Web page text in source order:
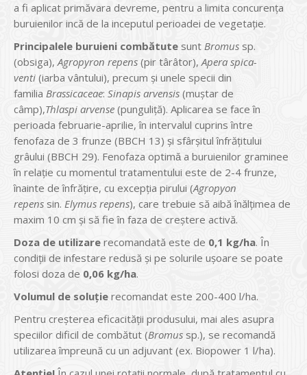
a fi aplicat primăvara devreme, pentru a limita concurența
buruienilor incă de la inceputul perioadei de vegetație.
Principalele buruieni combătute sunt Bromus sp.
(obsiga),Agropyron repens (pir târâtor),Apera spica-
venti (iarba vântului), precum şi unele specii din
familia Brassicaceae: Sinapis arvensis (muştar de
câmp),Thlaspi arvense (punguliţă). Aplicarea se face în
perioada februarie-aprilie, în intervalul cuprins între
fenofaza de 3 frunze (BBCH 13) și sfârșitul înfrățitului
grâului (BBCH 29). Fenofaza optimǎ a buruienilor graminee
în relație cu momentul tratamentului este de 2-4 frunze,
înainte de înfrățire, cu excepția pirului (Agropyon
repens sin. Elymus repens), care trebuie să aibă înălțimea de
maxim 10 cm și să fie în faza de creștere activă.
Doza de utilizare recomandată este de 0,1 kg/ha. În
condiții de infestare redusă și pe solurile ușoare se poate
folosi doza de 0,06 kg/ha.
Volumul de soluție recomandat este 200-400 l/ha.
Pentru creșterea eficacității produsului, mai ales asupra
speciilor dificil de combătut (Bromus sp.), se recomandă
utilizarea împreună cu un adjuvant (ex. Biopower 1 l/ha).